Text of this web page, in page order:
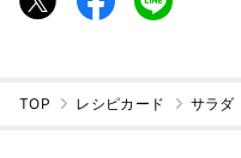
TOP レシピカード サラダ